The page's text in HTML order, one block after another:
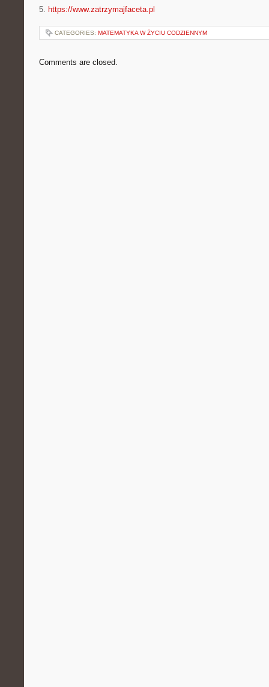
5. https://www.zatrzymajfaceta.pl
CATEGORIES: MATEMATYKA W ŻYCIU CODZIENNYM
Comments are closed.